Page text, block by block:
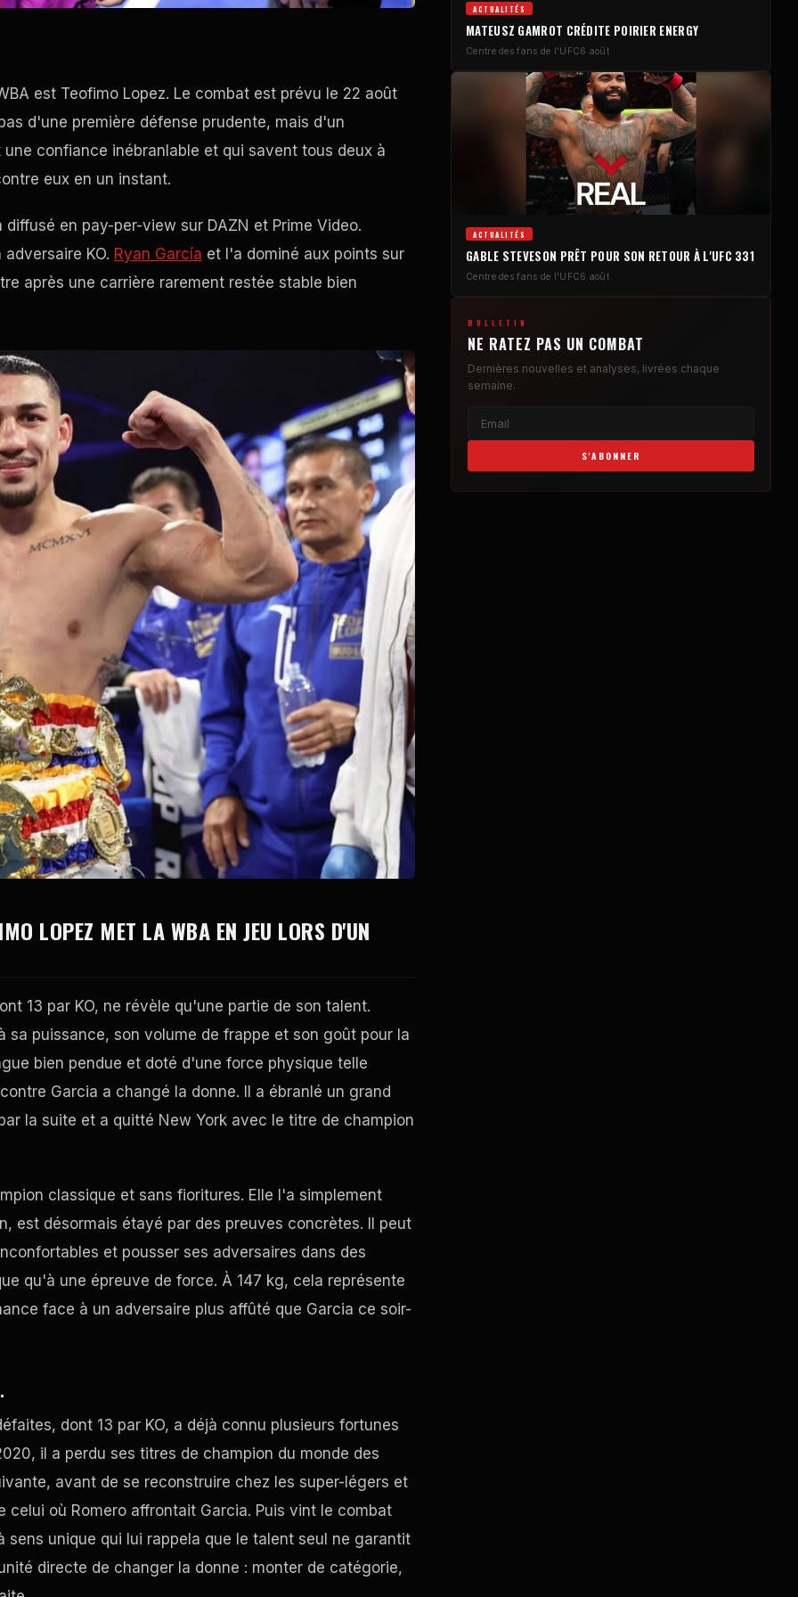
est Teofimo Lopez. Le combat est prévu le 22 août
d'une première défense prudente, mais d'un
confiance inébranlable et qui savent tous deux à
eux en un instant.
en pay-per-view sur DAZN et Prime Video.
KO. Ryan García et l'a dominé aux points sur
après une carrière rarement restée stable bien
LOPEZ MET LA WBA EN JEU LORS D'UN
13 par KO, ne révèle qu'une partie de son talent.
sa puissance, son volume de frappe et son goût pour la
bien pendue et doté d'une force physique telle
Garcia a changé la donne. Il a ébranlé un grand
la suite et a quitté New York avec le titre de champion
classique et sans fioritures. Elle l'a simplement
est désormais étayé par des preuves concrètes. Il peut
et pousser ses adversaires dans des
qu'à une épreuve de force. À 147 kg, cela représente
face à un adversaire plus affûté que Garcia ce soir-
dont 13 par KO, a déjà connu plusieurs fortunes
il a perdu ses titres de champion du monde des
avant de se reconstruire chez les super-légers et
où Romero affrontait Garcia. Puis vint le combat
unique qui lui rappela que le talent seul ne garantit
directe de changer la donne : monter de catégorie,
ACTUALITÉS
MATEUSZ GAMROT CRÉDITE POIRIER ENERGY
Centre des fans de l'UFC6 août
ACTUALITÉS
GABLE STEVESON PRÊT POUR SON RETOUR À L'UFC 331
Centre des fans de l'UFC6 août
BULLETIN
NE RATEZ PAS UN COMBAT
Dernières nouvelles et analyses, livrées chaque
semaine.
S'ABONNER